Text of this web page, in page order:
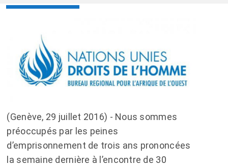
(Genève, 29 juillet 2016) - Nous sommes
préoccupés par les peines
d’emprisonnement de trois ans prononcées
la semaine dernière à l’encontre de 30